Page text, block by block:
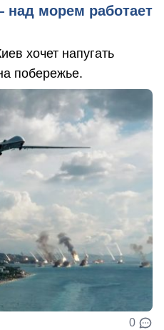
морем работает
хочет напугать
побережье.
0